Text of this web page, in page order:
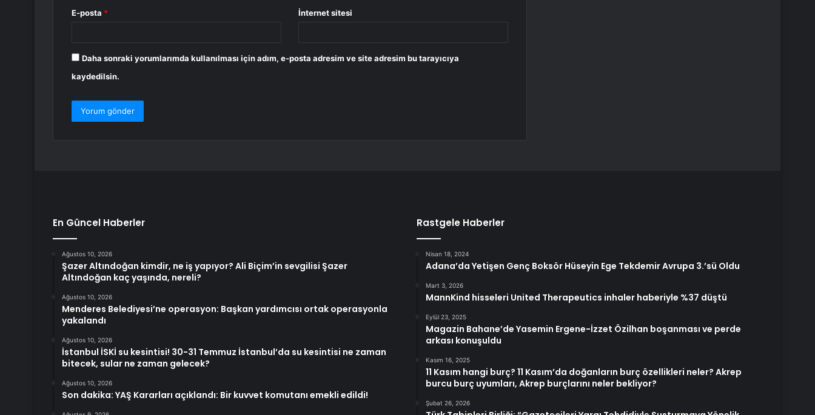
E-posta * İnternet sitesi
Daha sonraki yorumlarımda kullanılması için adım, e-posta adresim ve site adresim bu tarayıcıya
kaydedilsin.
En Güncel Haberler
Ağustos 10, 2026
Şazer Altındoğan kimdir, ne iş yapıyor? Ali Biçim’in sevgilisi Şazer
Altındoğan kaç yaşında, nereli?
Ağustos 10, 2026
Menderes Belediyesi’ne operasyon: Başkan yardımcısı ortak operasyonla
yakalandı
Ağustos 10, 2026
İstanbul İSKİ su kesintisi! 30-31 Temmuz İstanbul’da su kesintisi ne zaman
bitecek, sular ne zaman gelecek?
Ağustos 10, 2026
Son dakika: YAŞ Kararları açıklandı: Bir kuvvet komutanı emekli edildi!
Rastgele Haberler
Nisan 18, 2024
Adana’da Yetişen Genç Boksör Hüseyin Ege Tekdemir Avrupa 3.’sü Oldu
Mart 3, 2026
MannKind hisseleri United Therapeutics inhaler haberiyle %37 düştü
Eylül 23, 2025
Magazin Bahane’de Yasemin Ergene-İzzet Özilhan boşanması ve perde
arkası konuşuldu
Kasım 16, 2025
11 Kasım hangi burç? 11 Kasım’da doğanların burç özellikleri neler? Akrep
burcu burç uyumları, Akrep burçlarını neler bekliyor?
Şubat 26, 2026